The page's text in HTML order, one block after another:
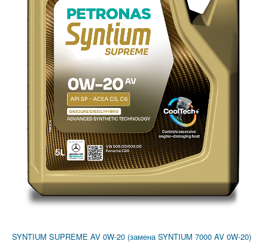
SYNTIUM SUPREME AV 0W-20 (замена SYNTIUM 7000 AV 0W-20)